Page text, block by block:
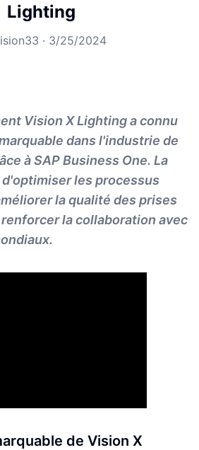
Lighting
· 3/25/2024
Vision X Lighting a connu
dans l'industrie de
à SAP Business One. La
les processus
la qualité des prises
la collaboration avec
de Vision X